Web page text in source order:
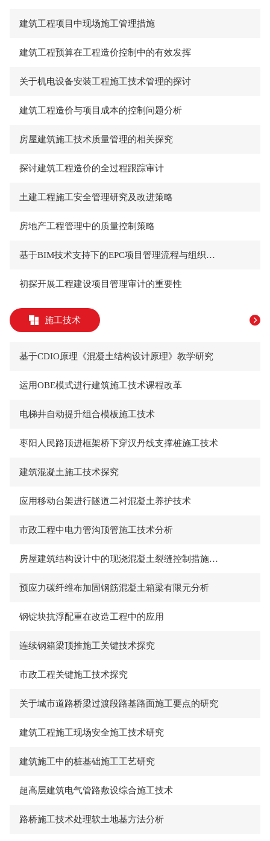
建筑工程项目中现场施工管理措施
建筑工程预算在工程造价控制中的有效发挥
关于机电设备安装工程施工技术管理的探讨
建筑工程造价与项目成本的控制问题分析
房屋建筑施工技术质量管理的相关探究
探讨建筑工程造价的全过程跟踪审计
土建工程施工安全管理研究及改进策略
房地产工程管理中的质量控制策略
基于BIM技术支持下的EPC项目管理流程与组织设计研究
初探开展工程建设项目管理审计的重要性
施工技术
基于CDIO原理《混凝土结构设计原理》教学研究
运用OBE模式进行建筑施工技术课程改革
电梯井自动提升组合模板施工技术
枣阳人民路顶进框架桥下穿汉丹线支撑桩施工技术
建筑混凝土施工技术探究
应用移动台架进行隧道二衬混凝土养护技术
市政工程中电力管沟顶管施工技术分析
房屋建筑结构设计中的现浇混凝土裂缝控制措施分析
预应力碳纤维布加固钢筋混凝土箱梁有限元分析
钢锭块抗浮配重在改造工程中的应用
连续钢箱梁顶推施工关键技术探究
市政工程关键施工技术探究
关于城市道路桥梁过渡段路基路面施工要点的研究
建筑工程施工现场安全施工技术研究
建筑施工中的桩基础施工工艺研究
超高层建筑电气管路敷设综合施工技术
路桥施工技术处理软土地基方法分析